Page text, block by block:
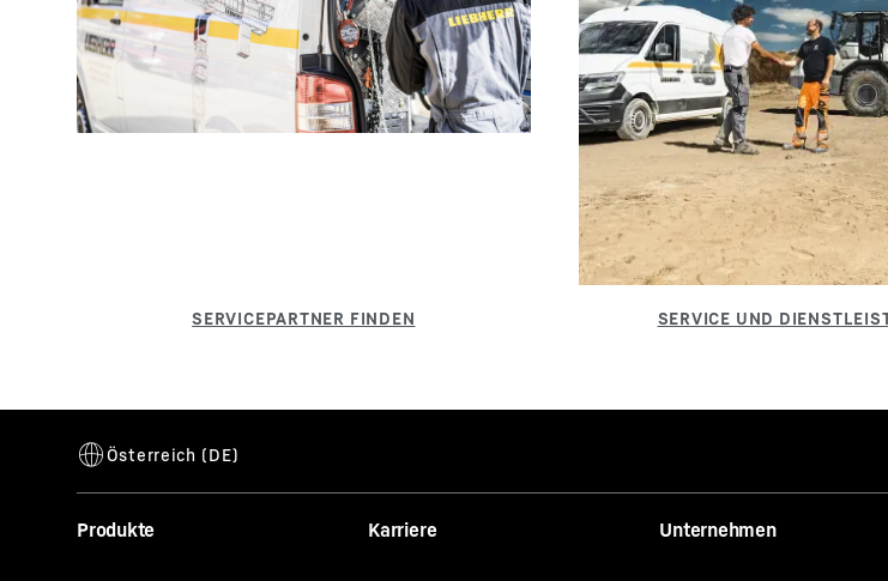
Produkte Karriere Unternehmen